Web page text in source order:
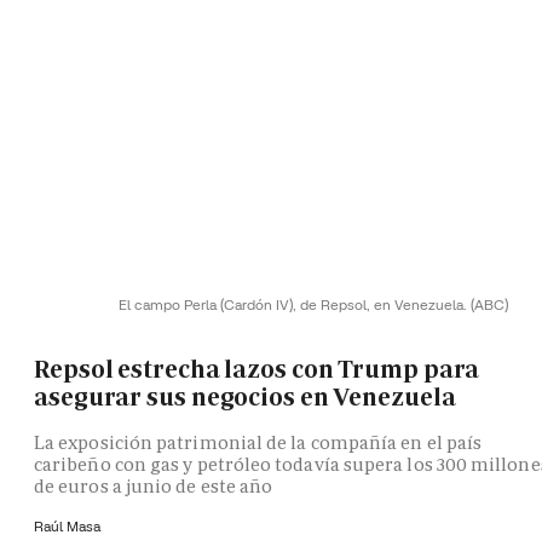
El campo Perla (Cardón IV), de Repsol, en Venezuela. (ABC)
Repsol estrecha lazos con Trump para
asegurar sus negocios en Venezuela
La exposición patrimonial de la compañía en el país
caribeño con gas y petróleo todavía supera los 300
de euros a junio de este año
Raúl Masa